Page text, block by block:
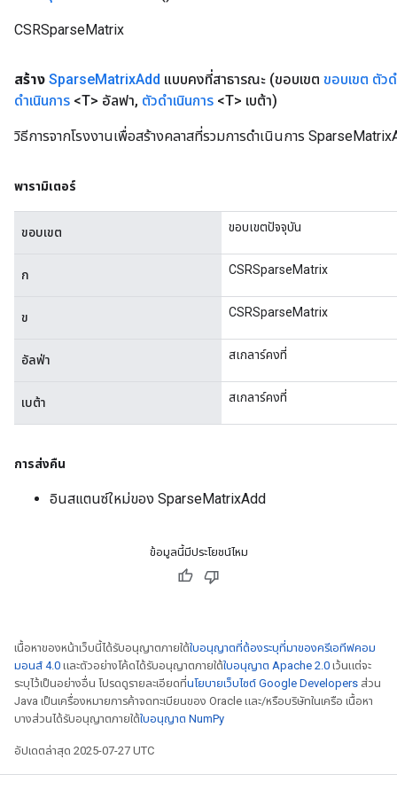
CSRSparseMatrix
สร้าง SparseMatrixAdd แบบคงที่สาธารณะ (ขอบเขต ขอบเขต ตัว
ดำเนินการ <T> อัลฟา, ตัวดำเนินการ <T> เบต้า)
วิธีการจากโรงงานเพื่อสร้างคลาสที่รวมการดำเนินการ
พารามิเตอร์
ขอบเขต ขอบเขตปัจจุบัน
ก CSRSparseMatrix
ข CSRSparseMatrix
อัลฟ่า สเกลาร์คงที่
เบต้า สเกลาร์คงที่
การส่งคืน
อินสแตนซ์ใหม่ของ SparseMatrixAdd
ข้อมูลนี้มีประโยชน์ไหม
เนื้อหาของหน้าเว็บนี้ได้รับอนุญาตภายใต้ใบอนุญาตที่ต้องระบุที่มาของครีเอทีฟคอม
มอนส์ 4.0 และตัวอย่างโค้ดได้รับอนุญาตภายใต้ใบอนุญาต Apache 2.0 เว้นแต่จะ
ระบุไว้เป็นอย่างอื่น โปรดดูรายละเอียดที่นโยบายเว็บไซต์ Google Developers ส่วน
Java เป็นเครื่องหมายการค้าจดทะเบียนของ Oracle และ/หรือบริษัทในเครือ เนื้อหา
บางส่วนได้รับอนุญาตภายใต้ใบอนุญาต NumPy
อัปเดตล่าสุด 2025-07-27 UTC